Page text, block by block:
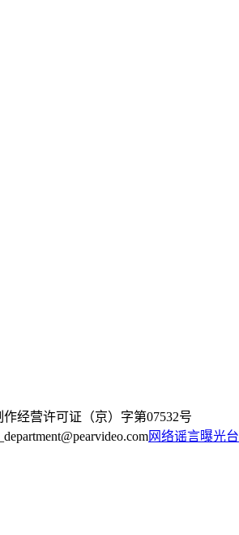
经营许可证（京）字第07532号
网络谣言曝光台